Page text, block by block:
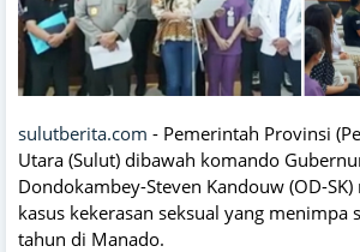
sulutberita.com - Pemerintah Provinsi
Utara (Sulut) dibawah komando
Dondokambey-Steven Kandouw (OD-
kasus kekerasan seksual yang menimpa
tahun di Manado.